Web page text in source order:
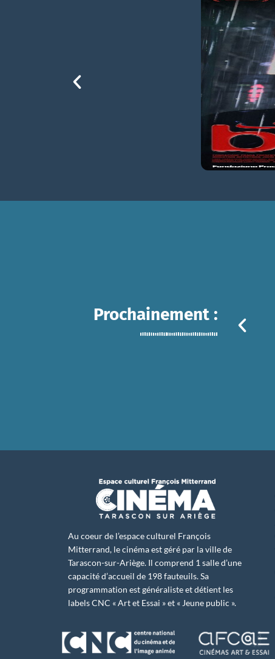
Prochainement :
Au coeur de l’espace culturel François
Mitterrand, le cinéma est géré par la ville de
Tarascon-sur-Ariège. Il comprend 1 salle d’une
capacité d’accueil de 198 fauteuils. Sa
programmation est généraliste et détient les
labels CNC « Art et Essai » et « Jeune public ».